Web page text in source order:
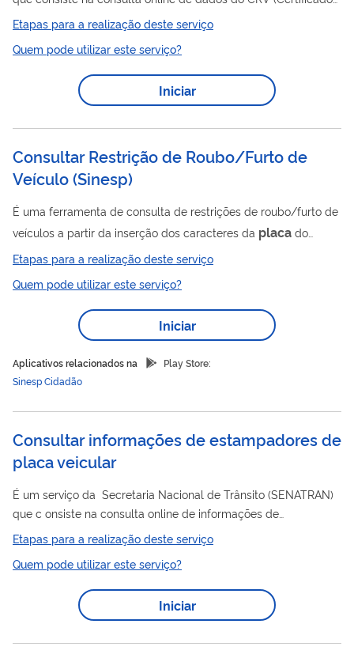
do Registro doVeículo) antigamente chamado de DUT. O
CRV é o documento utilizado para a transferência do
Algumas das informações presentes no CRV são: Código do
placa
chassi; Marca/ modelo; Ano de fabricação.
Etapas para a realização deste serviço
Quem pode utilizar este serviço?
Iniciar
Consultar Restrição de Roubo/Furto de
Veículo(Sinesp)
É uma ferramenta de consulta de restrições de roubo/furto de
veículos a partir da inserção dos caracteres da placa do
veículo, tendo como retorno as seguintes informações:
de Roubo e Furto.
Etapas para a realização deste serviço
Quem pode utilizar este serviço?
Iniciar
Aplicativos relacionados na
Play Store:
Sinesp Cidadão
Consultar informações de estampadores de
placa veicular
É um serviço da Secretaria Nacional de Trânsito (SENATRAN)
que c onsiste na consulta online de informações de
estampadores deplaca veicular credenciados e habilitados
Emplaca).
Etapas para a realização deste serviço
Quem pode utilizar este serviço?
Iniciar